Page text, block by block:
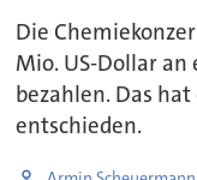
Die
Mio. US-Dollar
bezahlen. Das
entschieden.